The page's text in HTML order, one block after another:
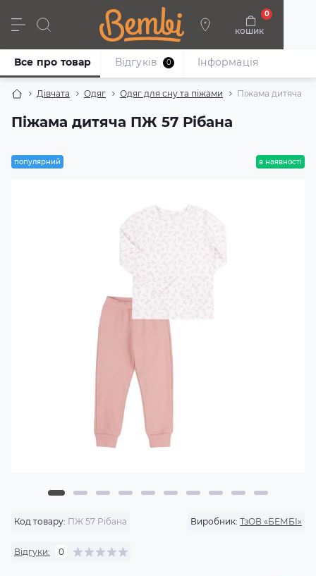
кошик
0
Дівчата Хлопці Немовлята Взуття
Дівчата Одяг Одяг для сну та піжами Піжама дитяча
Піжама дитяча ПЖ 57 Рібана
Все про товар Відгуків 0 Iнформація
популярний в наявності
Код товару: ПЖ 57 Рібана Виробник: ТзОВ «БЕМБІ»
Відгуки: 0